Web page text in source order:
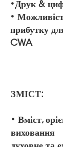
•Друк &
•
прибутку
CWA
​ЗМІСТ:
• Вміст,
виховання